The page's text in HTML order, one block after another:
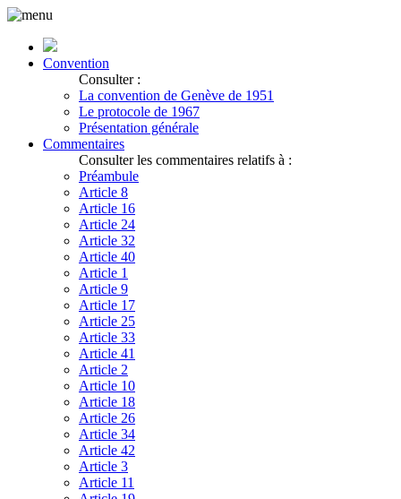
Convention
Consulter :
La convention de Genève de 1951
Le protocole de 1967
Présentation générale
Commentaires
Consulter les commentaires relatifs à :
Préambule
Article 8
Article 16
Article 24
Article 32
Article 40
Article 1
Article 9
Article 17
Article 25
Article 33
Article 41
Article 2
Article 10
Article 18
Article 26
Article 34
Article 42
Article 3
Article 11